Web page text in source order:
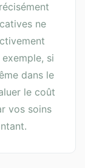
ne
si
dans le
le coût
vos soins